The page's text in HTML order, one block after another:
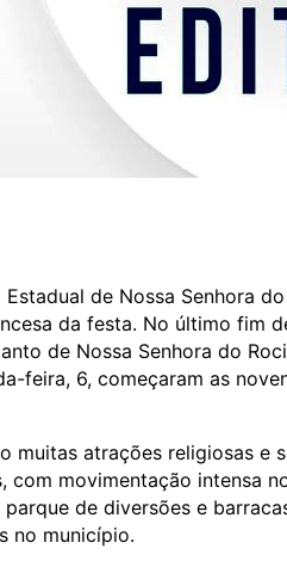
de Nossa Senhora
da festa. No último fim
de Nossa Senhora do
feira, 6, começaram as
muitas atrações religiosas e
com movimentação intensa
de diversões e
no município.